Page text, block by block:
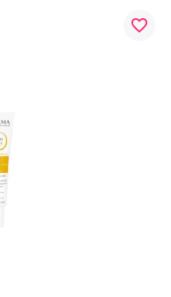
favorite_border